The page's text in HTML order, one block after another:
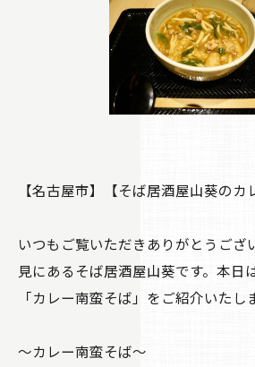
【名古屋市】【そば居酒屋山葵のカ
いつもご覧いただきありがとうござ
見にあるそば居酒屋山葵です。本日
「カレー南蛮そば」をご紹介いたし
〜カレー南蛮そば〜